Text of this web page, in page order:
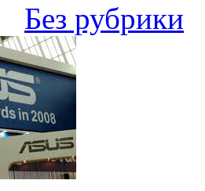
Без рубрики